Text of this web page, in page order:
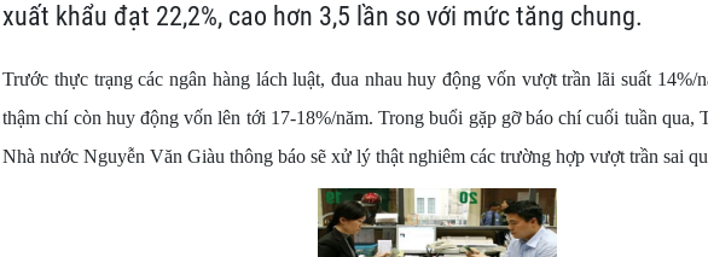
xuất khẩu đạt 22,2%, cao hơn 3,5 lần so với mức tăng chung.
Trước thực trạng các ngân hàng lách luật, đua nhau huy động vốn vượt trần lãi suất 14%/
thậm chí còn huy động vốn lên tới 17-18%/năm. Trong buổi gặp gỡ báo chí cuối tuần qua,
Nhà nước Nguyễn Văn Giàu thông báo sẽ xử lý thật nghiêm các trường hợp vượt trần sai